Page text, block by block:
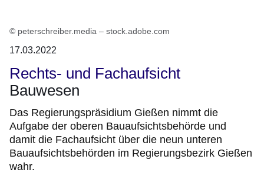
© peterschreiber.media – stock.adobe.com
17.03.2022
Rechts- und Fachaufsicht
Bauwesen
Das Regierungspräsidium Gießen nimmt die
Aufgabe der oberen Bauaufsichtsbehörde und
damit die Fachaufsicht über die neun unteren
Bauaufsichtsbehörden im Regierungsbezirk Gießen
wahr.